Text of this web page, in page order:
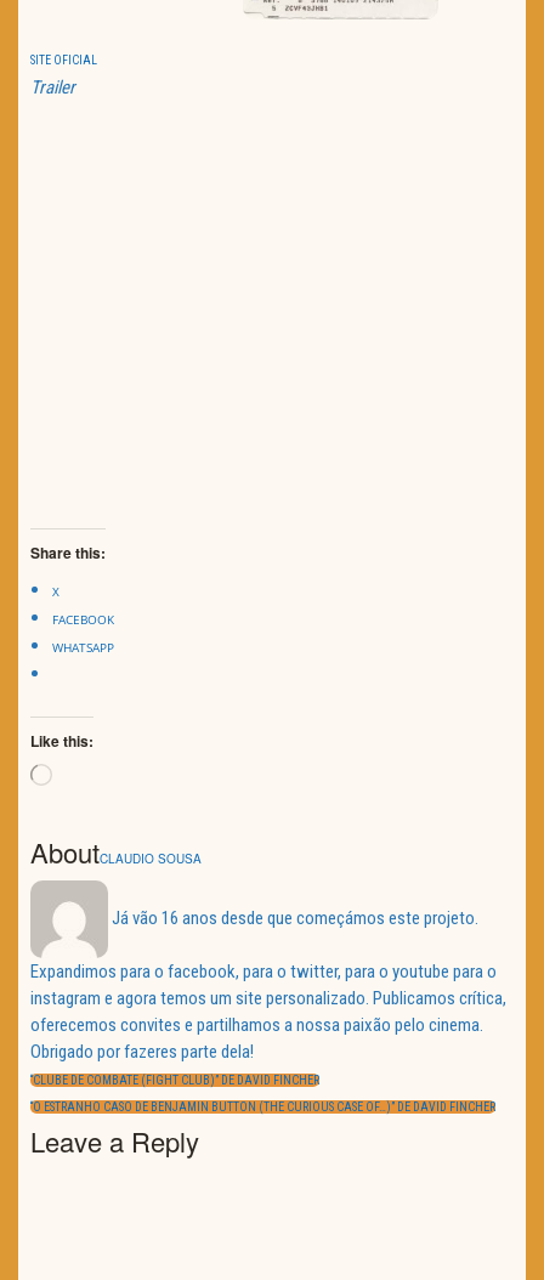
SITE OFICIAL
Trailer
Share this:
X
FACEBOOK
WHATSAPP
Like this:
Loading…
AboutCLAUDIO SOUSA
Já vão 16 anos desde que começámos este projeto.
Expandimos para o facebook, para o twitter, para o youtube para o
instagram e agora temos um site personalizado. Publicamos crítica,
oferecemos convites e partilhamos a nossa paixão pelo cinema.
Obrigado por fazeres parte dela!
Navegação
de
artigos
PREVIOUS
“CLUBE DE COMBATE (FIGHT CLUB)” DE DAVID FINCHER
NEXT
“O ESTRANHO CASO DE BENJAMIN BUTTON (THE CURIOUS CASE OF…)” DE DAVID FINCHER
Leave a Reply